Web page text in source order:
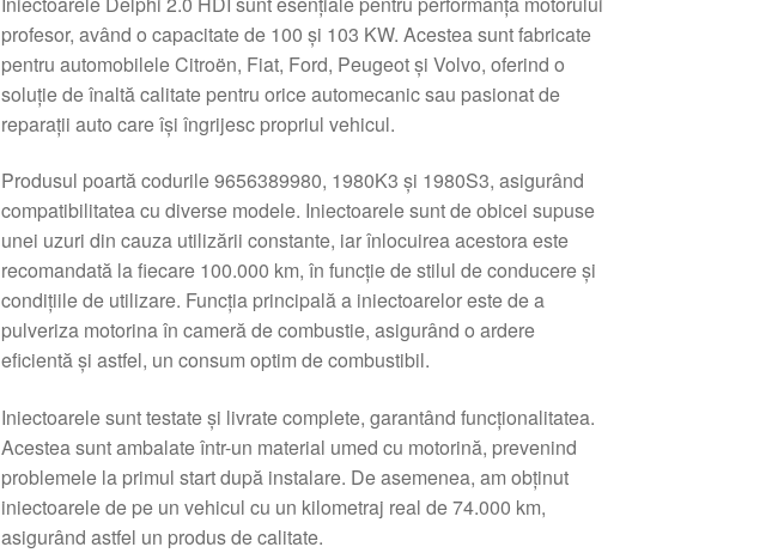
profesor, având o capacitate de 100 și 103 KW. Acestea sunt fabricate
pentru automobilele Citroën, Fiat, Ford, Peugeot și Volvo, oferind o
soluție de înaltă calitate pentru orice automecanic sau pasionat de
reparații auto care își îngrijesc propriul vehicul.
Produsul poartă codurile 9656389980, 1980K3 și 1980S3, asigurând
compatibilitatea cu diverse modele. Iniectoarele sunt de obicei supuse
unei uzuri din cauza utilizării constante, iar înlocuirea acestora este
recomandată la fiecare 100.000 km, în funcție de stilul de conducere și
condițiile de utilizare. Funcția principală a iniectoarelor este de a
pulveriza motorina în cameră de combustie, asigurând o ardere
eficientă și astfel, un consum optim de combustibil.
Iniectoarele sunt testate și livrate complete, garantând funcționalitatea.
Acestea sunt ambalate într-un material umed cu motorină, prevenind
problemele la primul start după instalare. De asemenea, am obținut
iniectoarele de pe un vehicul cu un kilometraj real de 74.000 km,
asigurând astfel un produs de calitate.